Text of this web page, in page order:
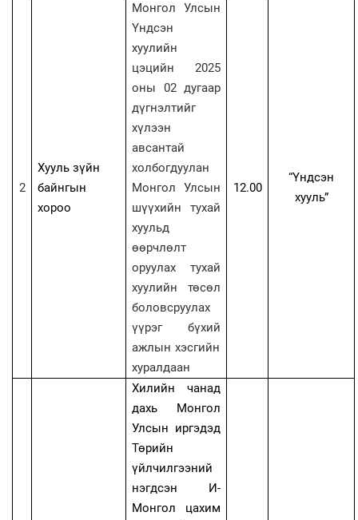
2
Хууль зүйн
байнгын
хороо
Монгол Улсын
Үндсэн
хуулийн
цэцийн 2025
оны 02 дугаар
дүгнэлтийг
хүлээн
авсантай
холбогдуулан
Монгол Улсын
шүүхийн тухай
хуульд
өөрчлөлт
оруулах тухай
хуулийн төсөл
боловсруулах
үүрэг бүхий
ажлын хэсгийн
хуралдаан
12.00
“Үндсэн
хууль”
Хилийн чанад
дахь Монгол
Улсын иргэдэд
Төрийн
үйлчилгээний
нэгдсэн И-
Монгол цахим